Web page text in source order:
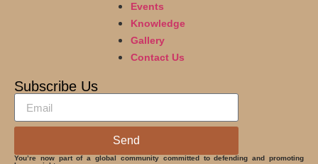
Events
Knowledge
Gallery
Contact Us
Subscribe Us
Send
You’re now part of a global community committed to defending and promoting